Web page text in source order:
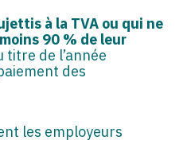
à la TVA ou qui ne
90 % de leur
titre de l’année
des
les employeurs